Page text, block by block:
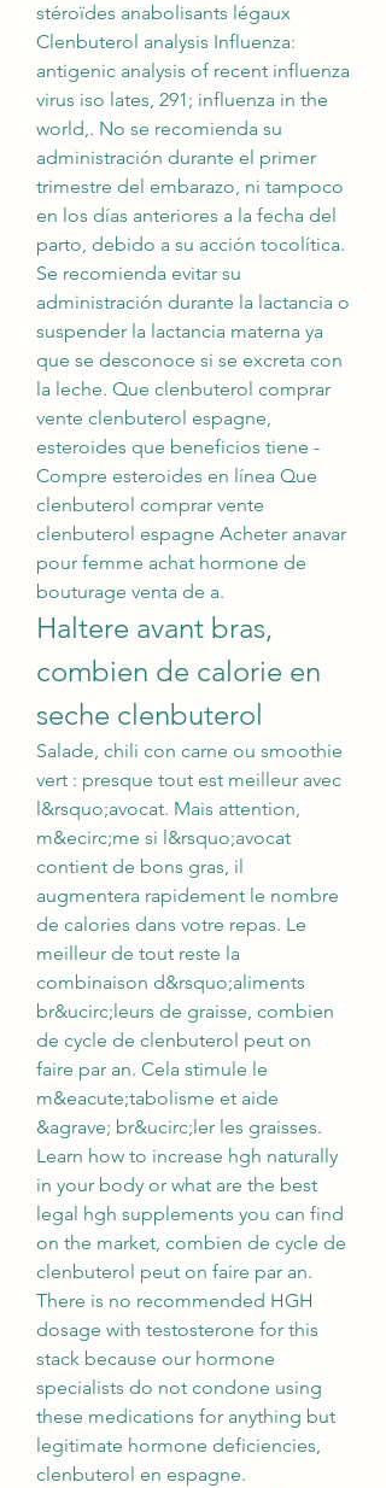
stéroïdes anabolisants légaux
Clenbuterol analysis Influenza:
antigenic analysis of recent influenza
virus iso lates, 291; influenza in the
world,. No se recomienda su
administración durante el primer
trimestre del embarazo, ni tampoco
en los días anteriores a la fecha del
parto, debido a su acción tocolítica.
Se recomienda evitar su
administración durante la lactancia o
suspender la lactancia materna ya
que se desconoce si se excreta con
la leche. Que clenbuterol comprar
vente clenbuterol espagne,
esteroides que beneficios tiene -
Compre esteroides en línea Que
clenbuterol comprar vente
clenbuterol espagne Acheter anavar
pour femme achat hormone de
bouturage venta de a.
Haltere avant bras,
combien de calorie en
seche clenbuterol
Salade, chili con carne ou smoothie
vert : presque tout est meilleur avec
l&rsquo;avocat. Mais attention,
m&ecirc;me si l&rsquo;avocat
contient de bons gras, il
augmentera rapidement le nombre
de calories dans votre repas. Le
meilleur de tout reste la
combinaison d&rsquo;aliments
br&ucirc;leurs de graisse, combien
de cycle de clenbuterol peut on
faire par an. Cela stimule le
m&eacute;tabolisme et aide
&agrave; br&ucirc;ler les graisses.
Learn how to increase hgh naturally
in your body or what are the best
legal hgh supplements you can find
on the market, combien de cycle de
clenbuterol peut on faire par an.
There is no recommended HGH
dosage with testosterone for this
stack because our hormone
specialists do not condone using
these medications for anything but
legitimate hormone deficiencies,
clenbuterol en espagne.